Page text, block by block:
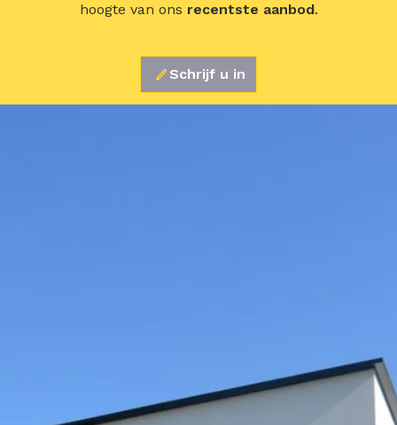
hoogte van ons recentste aanbod.
Schrijf u in